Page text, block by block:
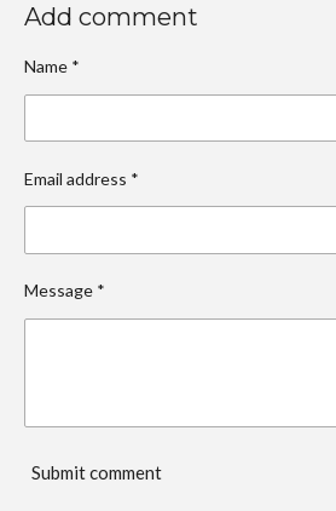
Add comment
Name *
Email address *
Message *
Submit comment